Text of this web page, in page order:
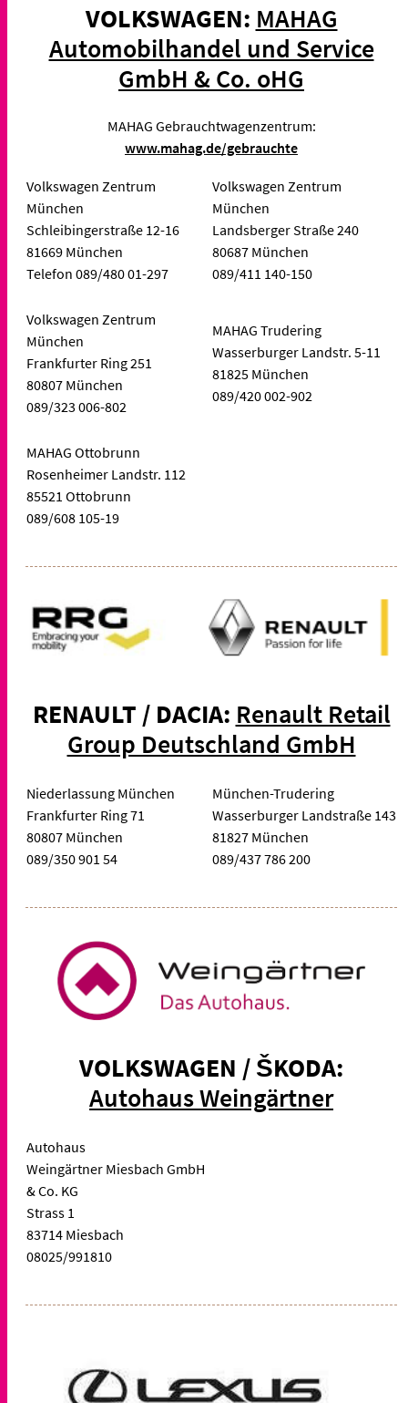
VOLKSWAGEN: MAHAG
Automobilhandel und Service
GmbH & Co. oHG
MAHAG Gebrauchtwagenzentrum:
www.mahag.de/gebrauchte
Volkswagen Zentrum
München
Schleibingerstraße 12-16
81669 München
Telefon 089/480 01-297
Volkswagen Zentrum
München
Landsberger Straße 240
80687 München
089/411 140-150
Volkswagen Zentrum
München
Frankfurter Ring 251
80807 München
089/323 006-802
MAHAG Trudering
Wasserburger Landstr. 5-11
81825 München
089/420 002-902
MAHAG Ottobrunn
Rosenheimer Landstr. 112
85521 Ottobrunn
089/608 105-19
RENAULT / DACIA: Renault Retail
Group Deutschland GmbH
Niederlassung München
Frankfurter Ring 71
80807 München
089/350 901 54
München-Trudering
Wasserburger Landstraße 143
81827 München
089/437 786 200
VOLKSWAGEN / ŠKODA:
Autohaus Weingärtner
Autohaus
Weingärtner Miesbach GmbH
& Co. KG
Strass 1
83714 Miesbach
08025/991810